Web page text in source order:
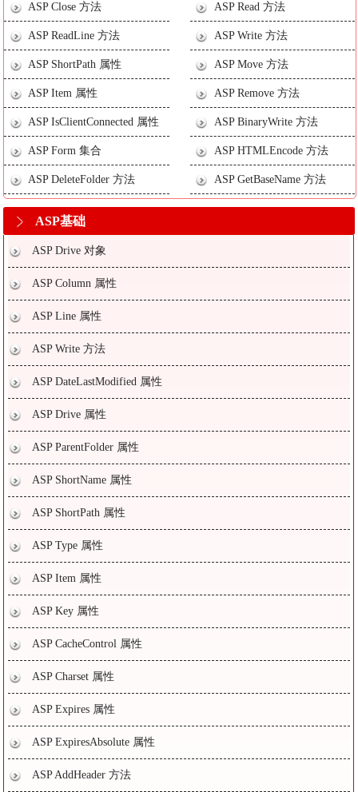
ASP Close 方法 ASP Read 方法
ASP ReadLine 方法 ASP Write 方法
ASP ShortPath 属性 ASP Move 方法
ASP Item 属性 ASP Remove 方法
ASP IsClientConnected 属性 ASP BinaryWrite 方法
ASP Form 集合 ASP HTMLEncode 方法
ASP DeleteFolder 方法 ASP GetBaseName 方法
ASP基础
ASP Drive 对象
ASP Column 属性
ASP Line 属性
ASP Write 方法
ASP DateLastModified 属性
ASP Drive 属性
ASP ParentFolder 属性
ASP ShortName 属性
ASP ShortPath 属性
ASP Type 属性
ASP Item 属性
ASP Key 属性
ASP CacheControl 属性
ASP Charset 属性
ASP Expires 属性
ASP ExpiresAbsolute 属性
ASP AddHeader 方法